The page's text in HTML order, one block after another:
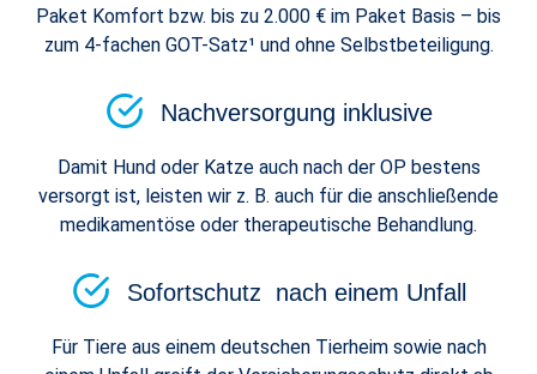
Paket Komfort bzw. bis zu 2.000 € im Paket Basis – bis
zum 4-fachen GOT-Satz¹ und ohne Selbstbeteiligung.
Nachversorgung inklusive
Damit Hund oder Katze auch nach der OP bestens
versorgt ist, leisten wir z. B. auch für die anschließende
medikamentöse oder therapeutische Behandlung.
Sofortschutz nach einem Unfall
Für Tiere aus einem deutschen Tierheim sowie nach